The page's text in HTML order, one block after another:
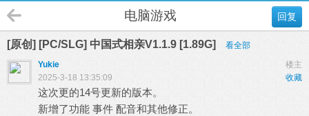
回复
电脑游戏
[原创] [PC/SLG] 中国式相亲V1.1.9 [1.89G]
看全部
楼主
Yukie
收藏
2025-3-18 13:35:09
这次更的14号更新的版本。
新增了功能 事件 配音和其他修正。